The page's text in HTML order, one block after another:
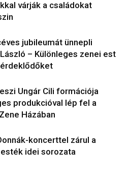
várják a családokat
jubileumát ünnepli
– Különleges zenei est
Ungár Cili formációja
produkcióval lép fel a
Házában
koncerttel zárul a
idei sorozata